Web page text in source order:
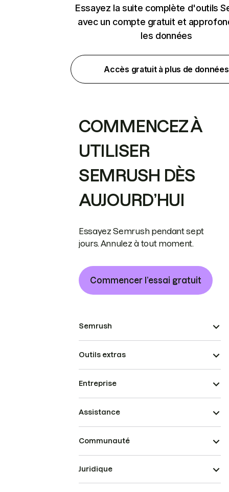
Essayez la suite complète d'outils
avec un compte gratuit et
les données
Accès gratuit à plus de données
COMMENCEZ À
UTILISER
SEMRUSH DÈS
AUJOURD’HUI
Essayez Semrush pendant sept
jours. Annulez à tout moment.
Commencer l’essai gratuit
Semrush
Outils extras
Entreprise
Assistance
Communauté
Juridique